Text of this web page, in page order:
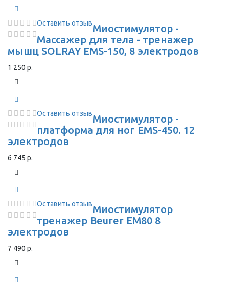
Оставить отзывМиостимулятор -
Массажер для тела - тренажер
мышц SOLRAY EMS-150, 8 электродов
1 250 р.
Оставить отзывМиостимулятор -
платформа для ног EMS-450. 12
электродов
6 745 р.
Оставить отзывМиостимулятор
тренажер Beurer EM80 8
электродов
7 490 р.